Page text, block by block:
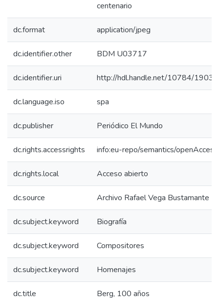
centenario
dc.format application/jpeg
dc.identifier.other BDM U03717
dc.identifier.uri http://hdl.handle.net/10784/19035
dc.language.iso spa
dc.publisher Periódico El Mundo
dc.rights.accessrights info:eu-repo/semantics/openAccess
dc.rights.local Acceso abierto
dc.source Archivo Rafael Vega Bustamante
dc.subject.keyword Biografía
dc.subject.keyword Compositores
dc.subject.keyword Homenajes
dc.title Berg, 100 años